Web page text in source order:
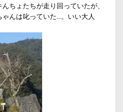
ちょたちが走り回っていたが、
んは叱っていた…。いい大人